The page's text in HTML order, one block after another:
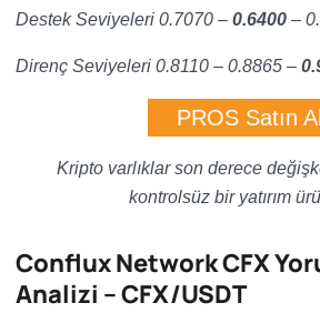
Destek Seviyeleri 0.7070 – 0.6400 –
Direnç Seviyeleri 0.8110 – 0.8865 –
PROS Satın Al
Kripto varlıklar son derece
kontrolsüz bir yatırım
Conflux Network CFX
Analizi – CFX/USDT